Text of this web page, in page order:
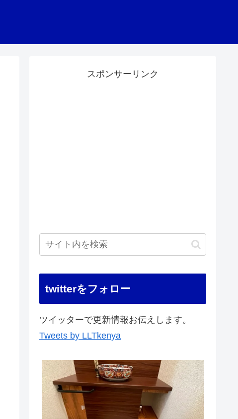
スポンサーリンク
twitterをフォロー
ツイッターで更新情報お伝えします。
Tweets by LLTkenya